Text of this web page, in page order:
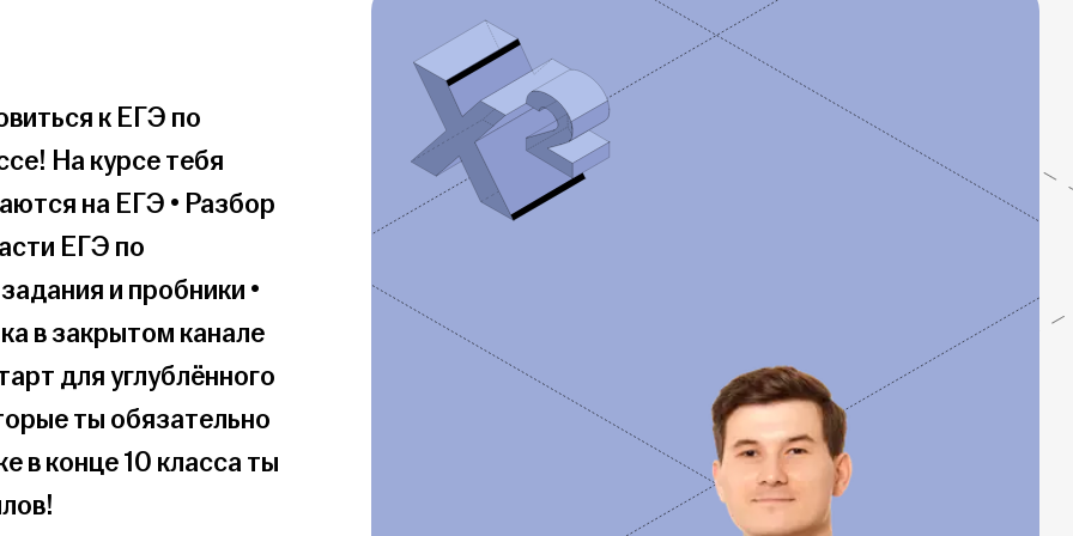
к ЕГЭ по
На курсе тебя
на ЕГЭ • Разбор
ЕГЭ по
и пробники •
в закрытом канале
для углублённого
ты обязательно
в конце 10 класса ты